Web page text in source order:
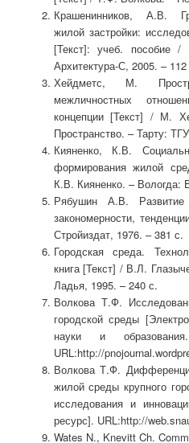
Крашенинников, А.В.
жилой за­стройки:
[Текст]: учеб. пособие
Архитектура-С, 2005. – 112
Хейдметс, М.
межличностных
концепции [Текст] / М.
Пространство. – Тарту:
Кияненко, К.В.
формиро­вания жилой
К.В. Кияненко. – Вологда:
Рябушин А.В.
закономерности,
Стройиздат, 1976. – 381 с.
Городская среда.
книга [Текст] / В.Л.
Ладья, 1995. – 240 с.
Волкова Т.Ф.
городской среды
науки и
URL:http://
Волкова Т.Ф.
жилой среды крупного
исследования и
ресурс]. URL:http://
Wates N., Knevitt Ch.